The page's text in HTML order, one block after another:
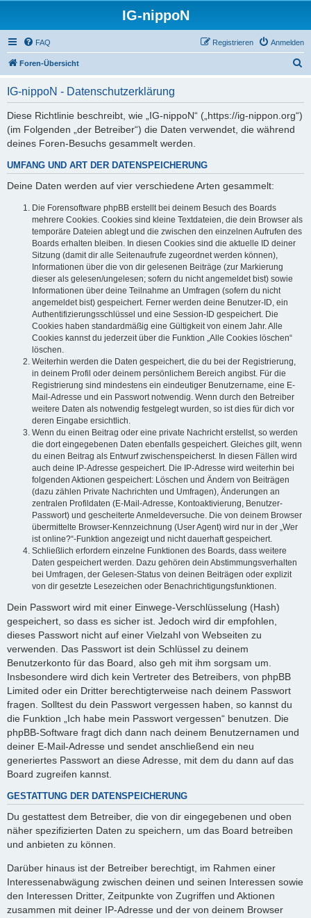
IG-nippoN
FAQ Anmelden
Registrieren
Foren-Übersicht
IG-nippoN - Datenschutzerklärung
Diese Richtlinie beschreibt, wie „IG-nippoN“ („https://ig-nippon.org“)
(im Folgenden „der Betreiber“) die Daten verwendet, die während
deines Foren-Besuchs gesammelt werden.
UMFANG UND ART DER DATENSPEICHERUNG
Deine Daten werden auf vier verschiedene Arten gesammelt:
Die Forensoftware phpBB erstellt bei deinem Besuch des Boards
mehrere Cookies. Cookies sind kleine Textdateien, die dein Browser als
temporäre Dateien ablegt und die zwischen den einzelnen Aufrufen des
Boards erhalten bleiben. In diesen Cookies sind die aktuelle ID deiner
Sitzung (damit dir alle Seitenaufrufe zugeordnet werden können),
Informationen über die von dir gelesenen Beiträge (zur Markierung
dieser als gelesen/ungelesen; sofern du nicht angemeldet bist) sowie
Informationen über deine Teilnahme an Umfragen (sofern du nicht
angemeldet bist) gespeichert. Ferner werden deine Benutzer-ID, ein
Authentifizierungsschlüssel und eine Session-ID gespeichert. Die
Cookies haben standardmäßig eine Gültigkeit von einem Jahr. Alle
Cookies kannst du jederzeit über die Funktion „Alle Cookies löschen“
löschen.
Weiterhin werden die Daten gespeichert, die du bei der Registrierung,
in deinem Profil oder deinem persönlichem Bereich angibst. Für die
Registrierung sind mindestens ein eindeutiger Benutzername, eine E-
Mail-Adresse und ein Passwort notwendig. Wenn durch den Betreiber
weitere Daten als notwendig festgelegt wurden, so ist dies für dich vor
deren Eingabe ersichtlich.
Wenn du einen Beitrag oder eine private Nachricht erstellst, so werden
die dort eingegebenen Daten ebenfalls gespeichert. Gleiches gilt, wenn
du einen Beitrag als Entwurf zwischenspeicherst. In diesen Fällen wird
auch deine IP-Adresse gespeichert. Die IP-Adresse wird weiterhin bei
folgenden Aktionen gespeichert: Löschen und Ändern von Beiträgen
(dazu zählen Private Nachrichten und Umfragen), Änderungen an
zentralen Profildaten (E-Mail-Adresse, Kontoaktivierung, Benutzer-
Passwort) und gescheiterte Anmeldeversuche. Die von deinem Browser
übermittelte Browser-Kennzeichnung (User Agent) wird nur in der „Wer
ist online?“-Funktion angezeigt und nicht dauerhaft gespeichert.
Schließlich erfordern einzelne Funktionen des Boards, dass weitere
Daten gespeichert werden. Dazu gehören dein Abstimmungsverhalten
bei Umfragen, der Gelesen-Status von deinen Beiträgen oder explizit
von dir gesetzte Lesezeichen oder Benachrichtigungsfunktionen.
Dein Passwort wird mit einer Einwege-Verschlüsselung (Hash)
gespeichert, so dass es sicher ist. Jedoch wird dir empfohlen,
dieses Passwort nicht auf einer Vielzahl von Webseiten zu
verwenden. Das Passwort ist dein Schlüssel zu deinem
Benutzerkonto für das Board, also geh mit ihm sorgsam um.
Insbesondere wird dich kein Vertreter des Betreibers, von phpBB
Limited oder ein Dritter berechtigterweise nach deinem Passwort
fragen. Solltest du dein Passwort vergessen haben, so kannst du
die Funktion „Ich habe mein Passwort vergessen“ benutzen. Die
phpBB-Software fragt dich dann nach deinem Benutzernamen und
deiner E-Mail-Adresse und sendet anschließend ein neu
generiertes Passwort an diese Adresse, mit dem du dann auf das
Board zugreifen kannst.
GESTATTUNG DER DATENSPEICHERUNG
Du gestattest dem Betreiber, die von dir eingegebenen und oben
näher spezifizierten Daten zu speichern, um das Board betreiben
und anbieten zu können.
Darüber hinaus ist der Betreiber berechtigt, im Rahmen einer
Interessenabwägung zwischen deinen und seinen Interessen sowie
den Interessen Dritter, Zeitpunkte von Zugriffen und Aktionen
zusammen mit deiner IP-Adresse und der von deinem Browser